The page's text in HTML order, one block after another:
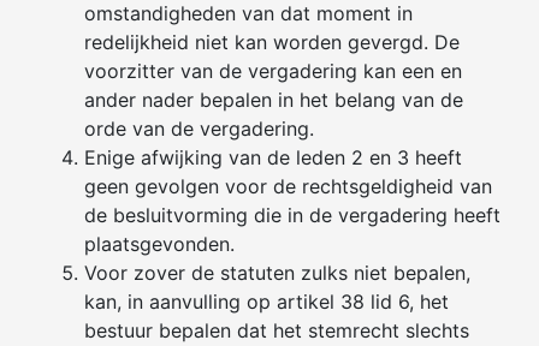
omstandigheden van dat moment in
redelijkheid niet kan worden gevergd. De
voorzitter van de vergadering kan een en
ander nader bepalen in het belang van de
orde van de vergadering.
Enige afwijking van de leden 2 en 3 heeft
geen gevolgen voor de rechtsgeldigheid van
de besluitvorming die in de vergadering heeft
plaatsgevonden.
Voor zover de statuten zulks niet bepalen,
kan, in aanvulling op artikel 38 lid 6, het
bestuur bepalen dat het stemrecht slechts